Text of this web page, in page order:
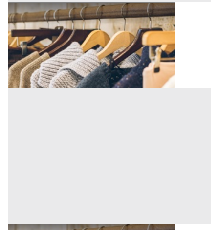
Capi Vestiari all'asta a Padova
Padova (Padova)
Offerta minima
6.151,30 €
Codice asta:AA165822
Asta chiusa